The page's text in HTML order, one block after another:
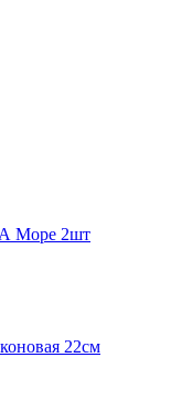
Море 2шт